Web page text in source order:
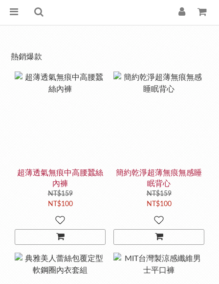
熱銷爆款
超薄透氣無痕中高腰蠶絲
內褲
NT$159
NT$100
簡約乾淨超薄無痕無感睡
眠背心
NT$159
NT$100